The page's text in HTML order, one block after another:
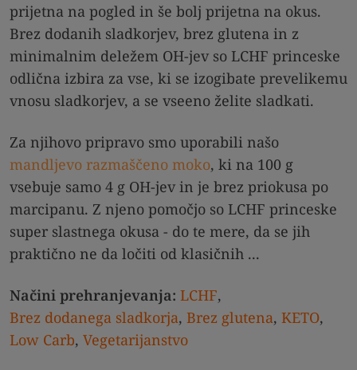
prijetna na pogled in še bolj prijetna na okus.
Brez dodanih sladkorjev, brez glutena in z
minimalnim deležem OH-jev so LCHF princeske
odlična izbira za vse, ki se izogibate prevelikemu
vnosu sladkorjev, a se vseeno želite sladkati.
Za njihovo pripravo smo uporabili našo
mandljevo razmaščeno moko, ki na 100 g
vsebuje samo 4 g OH-jev in je brez priokusa po
marcipanu. Z njeno pomočjo so LCHF princeske
super slastnega okusa - do te mere, da se jih
praktično ne da ločiti od klasičnih ...
Načini prehranjevanja: LCHF,
Brez dodanega sladkorja, Brez glutena, KETO,
Low Carb, Vegetarijanstvo